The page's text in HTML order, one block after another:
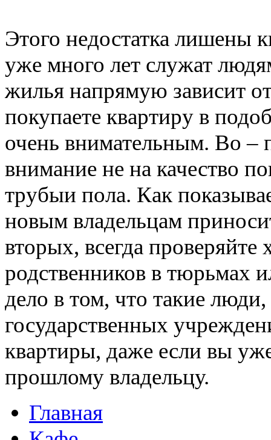
Этого недостатка лишены
уже много лет служат
жилья напрямую зависит
покупаете квартиру в
очень внимательным. Во –
внимание не на качество
трубыи пола. Как
новым владельцам
вторых, всегда проверяйте
родственников в тюрьмах
дело в том, что такие
государственных
квартиры, даже если вы
прошлому владельцу.
Главная